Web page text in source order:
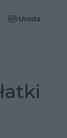
Uroda